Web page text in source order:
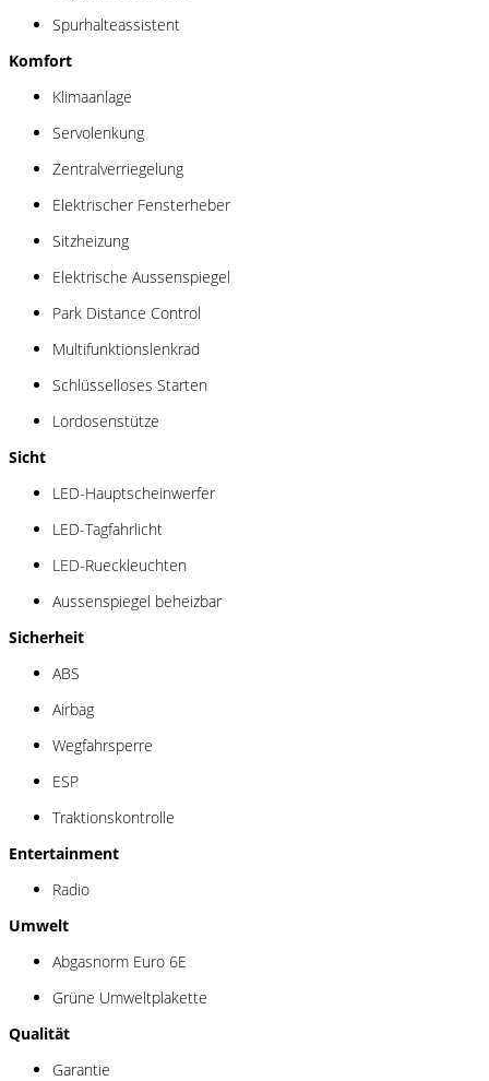
Spurhalteassistent
Komfort
Klimaanlage
Servolenkung
Zentralverriegelung
Elektrischer Fensterheber
Sitzheizung
Elektrische Aussenspiegel
Park Distance Control
Multifunktionslenkrad
Schlüsselloses Starten
Lordosenstütze
Sicht
LED-Hauptscheinwerfer
LED-Tagfahrlicht
LED-Rueckleuchten
Aussenspiegel beheizbar
Sicherheit
ABS
Airbag
Wegfahrsperre
ESP
Traktionskontrolle
Entertainment
Radio
Umwelt
Abgasnorm Euro 6E
Grüne Umweltplakette
Qualität
Garantie